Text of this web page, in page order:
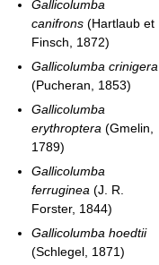
Gallicolumba
canifrons (Hartlaub et
Finsch, 1872)
Gallicolumba crinigera
(Pucheran, 1853)
Gallicolumba
erythroptera (Gmelin,
1789)
Gallicolumba
ferruginea (J. R.
Forster, 1844)
Gallicolumba hoedtii
(Schlegel, 1871)